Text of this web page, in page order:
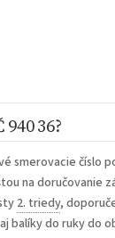
940 36?
smerovacie číslo
na doručovanie
2. triedy,
balíky do ruky do